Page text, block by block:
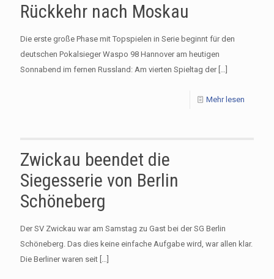
Rückkehr nach Moskau
Die erste große Phase mit Topspielen in Serie beginnt für den
deutschen Pokalsieger Waspo 98 Hannover am heutigen
Sonnabend im fernen Russland: Am vierten Spieltag der[…]
Mehr lesen
Zwickau beendet die
Siegesserie von Berlin
Schöneberg
Der SV Zwickau war am Samstag zu Gast bei der SG Berlin
Schöneberg. Das dies keine einfache Aufgabe wird, war allen klar.
Die Berliner waren seit […]